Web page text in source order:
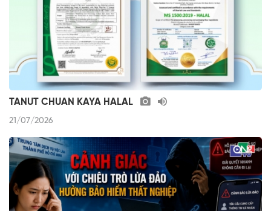
TANUT CHUAN KAYA HALAL
21/07/2026